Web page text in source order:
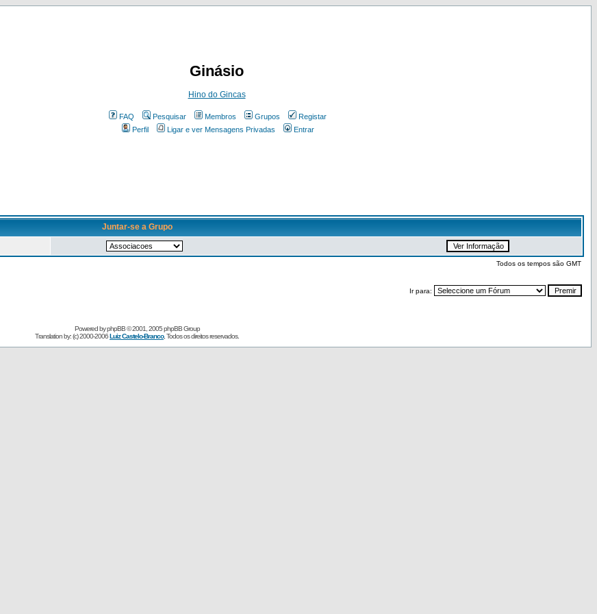
Ginásio
Hino do Gincas
FAQ Pesquisar Membros Grupos
Registar
Perfil
Ligar e ver Mensagens Privadas Entrar
Juntar-se a Grupo
Todos os tempos são GMT
Ir para:
Powered byphpBB© 2001, 2005 phpBB Group
Translation by: (c) 2000-2006Luiz Castelo-Branco, Todos os direitos reservados.